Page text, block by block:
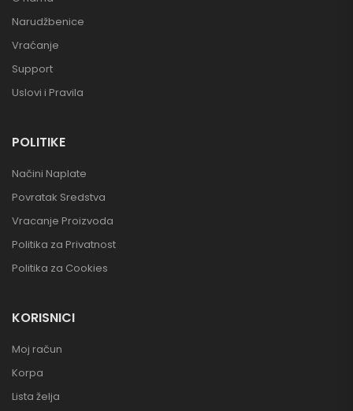
Narudžbenice
Vraćanje
Support
Uslovi i Pravila
POLITIKE
Načini Naplate
Povratak Sredstva
Vracanje Proizvoda
Politika za Privatnost
Politika za Cookies
KORISNICI
Moj račun
Korpa
Lista želja